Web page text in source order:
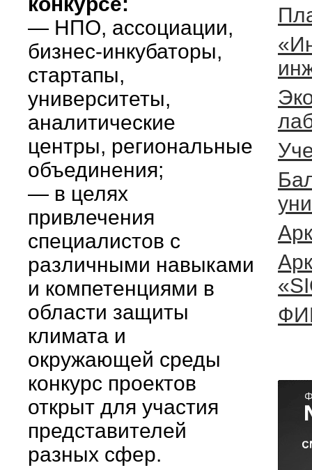
— НПО, ассоциации,
бизнес-инкубаторы,
стартапы,
университеты,
аналитические
центры, региональные
объединения;
— в целях
привлечения
специалистов с
различными навыками
и компетенциями в
области защиты
климата и
окружающей среды
конкурс проектов
открыт для участия
представителей
разных сфер.